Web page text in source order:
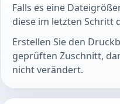
Falls es eine
diese im letzten Schritt
Erstellen Sie den
geprüften Zuschnitt,
nicht verändert.